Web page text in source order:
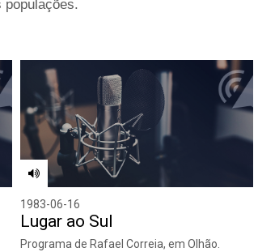
populações.
1983-06-16
Lugar ao Sul
Programa de Rafael Correia, em Olhão.